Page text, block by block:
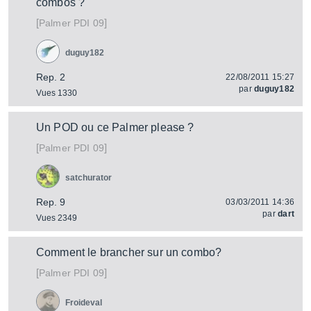
combos ?
[PalmerPDI 09]
Rep. 2
Vues 1330
duguy182
22/08/2011 15:27
parduguy182
Un POD ou ce Palmer please ?
[PalmerPDI 09]
Rep. 9
Vues 2349
satchurator
03/03/2011 14:36
pardart
Comment le brancher sur un combo?
[PalmerPDI 09]
Froideval